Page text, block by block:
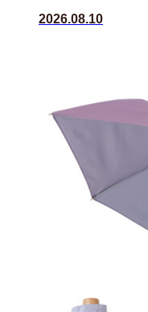
2026.08.10